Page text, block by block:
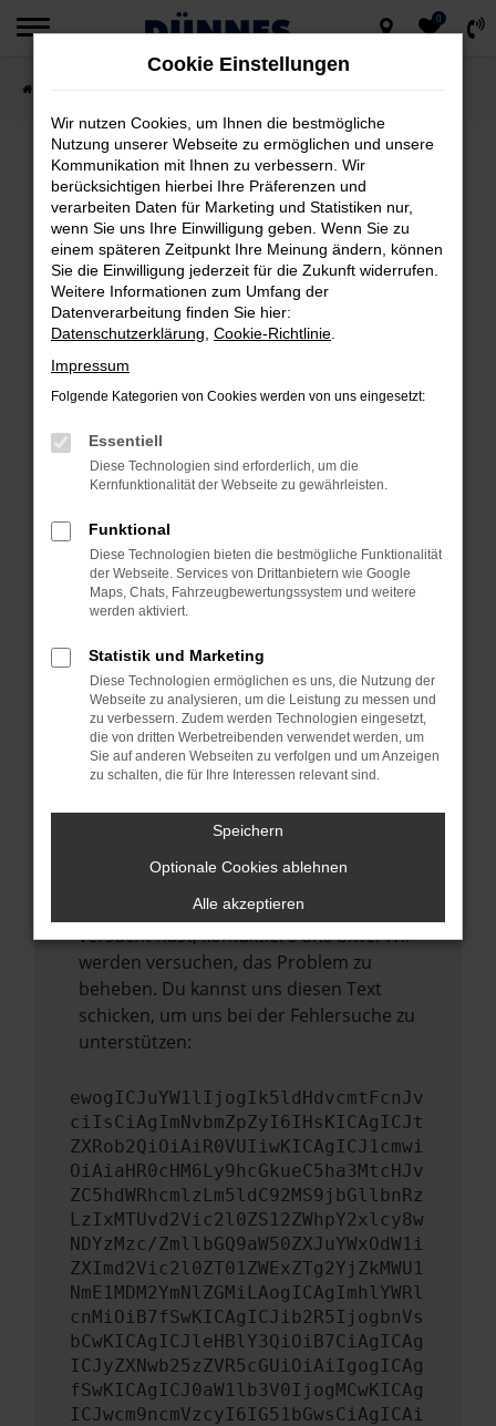
Zum
springen
0
FEHLER: NETWORK ERROR
Beim Laden ist ein Fehler aufgetreten.
Hier sind ein paar Tipps, die dir helfen können:
Überprüfe deine Firewall und deine
Internetverbindung.
Laden andere Webseiten, zum Beispiel
deine Suchmaschine?
Prüfe deine Browsererweiterungen.
Manche Erweiterungen, wie Werbeblocker,
können das Laden bestimmter Seiten
anderen Browser oder in einem privaten
Fenster?
Starte dein Gerät neu.
vorübergehende Probleme zu beheben.
Stelle sicher, dass dein Browser und dein
Betriebssystem auf dem neuesten Stand
sind.
Veraltete Software birgt nicht nur ein
führen, dass bestimmte Funktionen nicht
mehr unterstützt werden.
Wende dich an den Webseitenbetreiber.
Wenn du alle oben genannten Schritte
versucht hast, kontaktiere uns bitte. Wir
werden versuchen, das Problem zu
beheben. Du kannst uns diesen Text
schicken, um uns bei der Fehlersuche zu
unterstützen:
ewogICJuYW1lIjogIk5ldHdvcmtFcnJv
ciIsCiAgImNvbmZpZyI6IHsKICAgICJt
ZXRob2QiOiAiR0VUIiwKICAgICJ1cmwi
OiAiaHR0cHM6Ly9hcGkueC5ha3MtcHJv
ZC5hdWRhcmlzLm5ldC92MS9jbGllbnRz
LzIxMTUvd2Vic2l0ZS12ZWhpY2xlcy8w
NDYzMzc/ZmllbGQ9aW50ZXJuYWxOdW1i
ZXImd2Vic2l0ZT01ZWExZTg2YjZkMWU1
NmE1MDM2YmNlZGMiLAogICAgImhlYWRl
cnMiOiB7fSwKICAgICJib2R5IjogbnVs
bCwKICAgICJleHBlY3QiOiB7CiAgICAg
ICJyZXNwb25zZVR5cGUiOiAiIgogICAg
fSwKICAgICJ0aW1lb3V0IjogMCwKICAg
ICJwcm9ncmVzcyI6IG51bGwsCiAgICAi
Cookie Einstellungen
Wir nutzen Cookies, um Ihnen die bestmögliche
Nutzung unserer Webseite zu ermöglichen und unsere
Kommunikation mit Ihnen zu verbessern. Wir
berücksichtigen hierbei Ihre Präferenzen und
verarbeiten Daten für Marketing und Statistiken nur,
wenn Sie uns Ihre Einwilligung geben. Wenn Sie zu
einem späteren Zeitpunkt Ihre Meinung ändern, können
Sie die Einwilligung jederzeit für die Zukunft widerrufen.
Weitere Informationen zum Umfang der
Datenverarbeitung finden Sie hier:
Datenschutzerklärung Cookie-Richtlinie
Impressum
Folgende Kategorien von Cookies werden von uns eingesetzt:
Essentiell
Diese Technologien sind erforderlich, um die
Kernfunktionalität der Webseite zu gewährleisten.
Funktional
Diese Technologien bieten die bestmögliche Funktionalität
der Webseite. Services von Drittanbietern wie Google
Maps, Chats, Fahrzeugbewertungssystem und weitere
werden aktiviert.
Statistik und Marketing
Diese Technologien ermöglichen es uns, die Nutzung der
Webseite zu analysieren, um die Leistung zu messen und
zu verbessern. Zudem werden Technologien eingesetzt,
die von dritten Werbetreibenden verwendet werden, um
Sie auf anderen Webseiten zu verfolgen und um Anzeigen
zu schalten, die für Ihre Interessen relevant sind.
Speichern
Optionale Cookies ablehnen
Alle akzeptieren